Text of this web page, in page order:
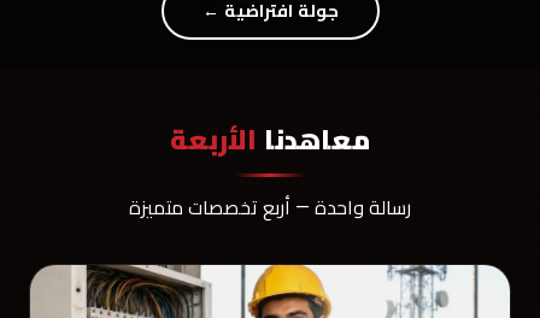
جولة افتراضية ←
معاهدنا الأربعة
رسالة واحدة — أربع تخصصات متميزة